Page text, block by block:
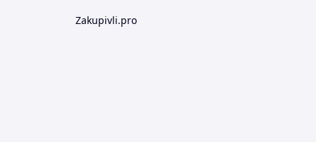
Zakupivli.pro